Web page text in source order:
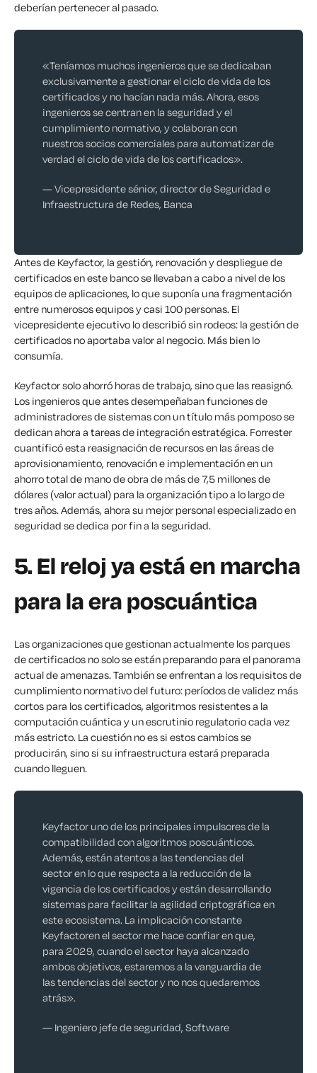
deberían pertenecer al pasado.
«Teníamos muchos ingenieros que se dedicaban
exclusivamente a gestionar el ciclo de vida de los
certificados y no hacían nada más. Ahora, esos
ingenieros se centran en la seguridad y el
cumplimiento normativo, y colaboran con
nuestros socios comerciales para automatizar de
verdad el ciclo de vida de los certificados».
— Vicepresidente sénior, director de Seguridad e
Infraestructura de Redes, Banca
Antes de Keyfactor, la gestión, renovación y despliegue de
certificados en este banco se llevaban a cabo a nivel de los
equipos de aplicaciones, lo que suponía una fragmentación
entre numerosos equipos y casi 100 personas. El
vicepresidente ejecutivo lo describió sin rodeos: la gestión de
certificados no aportaba valor al negocio. Más bien lo
consumía.
Keyfactor solo ahorró horas de trabajo, sino que las reasignó.
Los ingenieros que antes desempeñaban funciones de
administradores de sistemas con un título más pomposo se
dedican ahora a tareas de integración estratégica. Forrester
cuantificó esta reasignación de recursos en las áreas de
aprovisionamiento, renovación e implementación en un
ahorro total de mano de obra de más de 7,5 millones de
dólares (valor actual) para la organización tipo a lo largo de
tres años. Además, ahora su mejor personal especializado en
seguridad se dedica por fin a la seguridad.
5. El reloj ya está en marcha
para la era poscuántica
Las organizaciones que gestionan actualmente los parques
de certificados no solo se están preparando para el panorama
actual de amenazas. También se enfrentan a los requisitos de
cumplimiento normativo del futuro: períodos de validez más
cortos para los certificados, algoritmos resistentes a la
computación cuántica y un escrutinio regulatorio cada vez
más estricto. La cuestión no es si estos cambios se
producirán, sino si su infraestructura estará preparada
cuando lleguen.
Keyfactor uno de los principales impulsores de la
compatibilidad con algoritmos poscuánticos.
Además, están atentos a las tendencias del
sector en lo que respecta a la reducción de la
vigencia de los certificados y están desarrollando
sistemas para facilitar la agilidad criptográfica en
este ecosistema. La implicación constante
Keyfactoren el sector me hace confiar en que,
para 2029, cuando el sector haya alcanzado
ambos objetivos, estaremos a la vanguardia de
las tendencias del sector y no nos quedaremos
atrás».
— Ingeniero jefe de seguridad, Software